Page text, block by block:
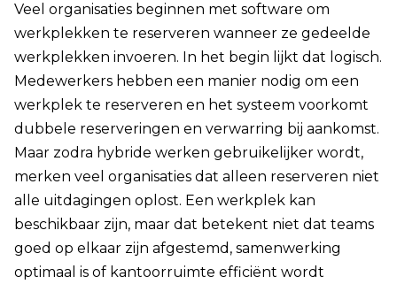
Veel organisaties beginnen met software om
werkplekken te reserveren wanneer ze gedeelde
werkplekken invoeren. In het begin lijkt dat logisch.
Medewerkers hebben een manier nodig om een
werkplek te reserveren en het systeem voorkomt
dubbele reserveringen en verwarring bij aankomst.
Maar zodra hybride werken gebruikelijker wordt,
merken veel organisaties dat alleen reserveren niet
alle uitdagingen oplost. Een werkplek kan
beschikbaar zijn, maar dat betekent niet dat teams
goed op elkaar zijn afgestemd, samenwerking
optimaal is of kantoorruimte efficiënt wordt